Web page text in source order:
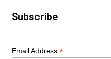
Subscribe
Email Address *